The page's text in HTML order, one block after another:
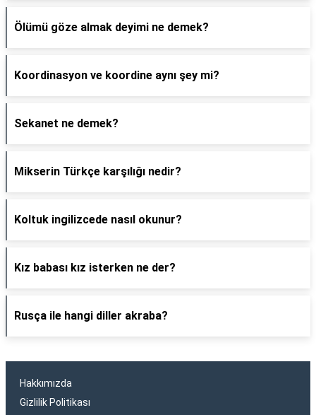
Ölümü göze almak deyimi ne demek?
Koordinasyon ve koordine aynı şey mi?
Sekanet ne demek?
Mikserin Türkçe karşılığı nedir?
Koltuk ingilizcede nasıl okunur?
Kız babası kız isterken ne der?
Rusça ile hangi diller akraba?
Hakkımızda
Gizlilik Politikası